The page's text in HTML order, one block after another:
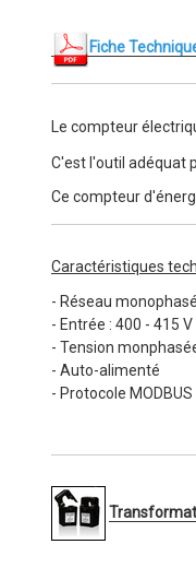
Fiche
Le compteur
C'est l'outil adéquat
Ce compteur
Caractéristiques
- Réseau
- Entrée : 400 - 415
- Tension
- Auto-alimenté
- Protocole MODBUS